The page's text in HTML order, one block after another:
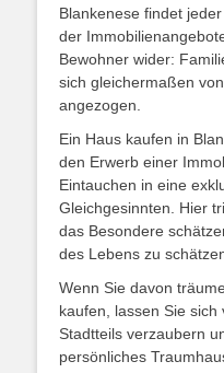
Blankenese findet
der
Bewohner wider:
sich gleichermaßen
angezogen.
Ein Haus kaufen in
den Erwerb einer
Eintauchen in eine
Gleichgesinnten. Hier
das Besondere
des Lebens zu
Wenn Sie davon
kaufen, lassen Sie
Stadtteils verzaubern
persönliches